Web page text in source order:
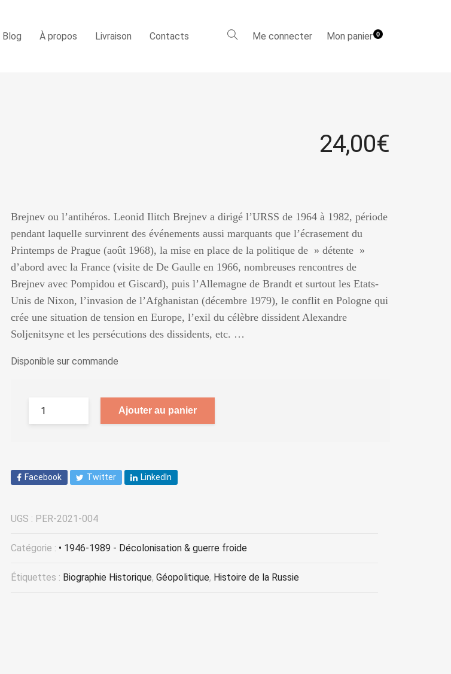
Blog À propos Livraison Contacts Me connecter Mon panier0
24,00€
Brejnev ou l’antihéros. Leonid Ilitch Brejnev a dirigé l’URSS de 1964 à 1982, période
pendant laquelle survinrent des événements aussi marquants que l’écrasement du
Printemps de Prague (août 1968), la mise en place de la politique de » détente »
d’abord avec la France (visite de De Gaulle en 1966, nombreuses rencontres de
Brejnev avec Pompidou et Giscard), puis l’Allemagne de Brandt et surtout les Etats-
Unis de Nixon, l’invasion de l’Afghanistan (décembre 1979), le conflit en Pologne qui
crée une situation de tension en Europe, l’exil du célèbre dissident Alexandre
Soljenitsyne et les persécutions des dissidents, etc. …
Disponible sur commande
Ajouter au panier
Facebook Twitter LinkedIn
UGS : PER-2021-004
Catégorie : • 1946-1989 - Décolonisation & guerre froide
Étiquettes : Biographie Historique, Géopolitique, Histoire de la Russie